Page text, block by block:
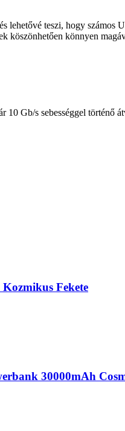
lehetővé teszi, hogy
köszönhetően könnyen
10 Gb/s sebességgel történő
Fekete
30000mAh